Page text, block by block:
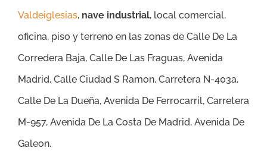
Valdeiglesias, nave industrial, local comercial,
oficina, piso y terreno en las zonas de Calle De La
Corredera Baja, Calle De Las Fraguas, Avenida
Madrid, Calle Ciudad S Ramon, Carretera N-403a,
Calle De La Dueña, Avenida De Ferrocarril, Carretera
M-957, Avenida De La Costa De Madrid, Avenida De
Galeon.